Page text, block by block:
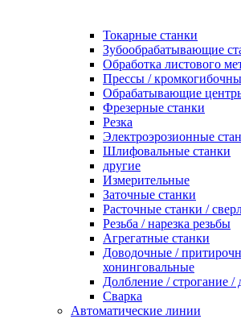
Токарные станки
Зубообрабатывающие
Обработка листового
Прессы /
Обрабатывающие
Фрезерные станки
Резка
Электроэрозионные
Шлифовальные станки
другие
Измерительные
Заточные станки
Расточные станки /
Резьба / нарезка резьбы
Агрегатные станки
Доводочные /
хонинговальные
Долбление / строгание /
Сварка
Автоматические линии